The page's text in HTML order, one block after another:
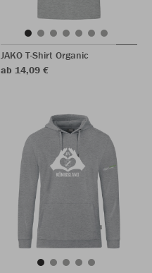
JAKO T-Shirt Organic
ab 14,09 €